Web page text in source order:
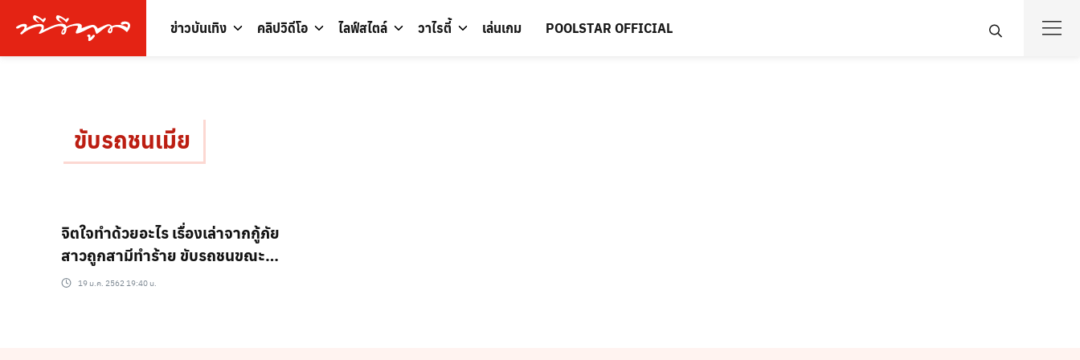
ข่าวบันเทิง คลิปวิดีโอ ไลฟ์สไตล์ วาไรตี้ เล่นเกม POOLSTAR OFFICIAL
ขับรถชนเมีย
จิตใจทำด้วยอะไร เรื่องเล่าจากกู้ภัย
สาวถูกสามีทำร้าย ขับรถชนขณะที่
อุ้มลูกอยู่ในอ้อมแขน
19 ม.ค. 2562 19:40 น.